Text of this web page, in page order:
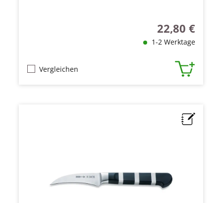
Regulärer Preis:
22,80 €
1-2 Werktage
Vergleichen